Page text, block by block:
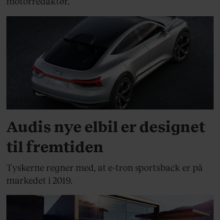
Audis nye elbil er designet
til fremtiden
Tyskerne regner med, at e-tron sportsback er på
markedet i 2019.